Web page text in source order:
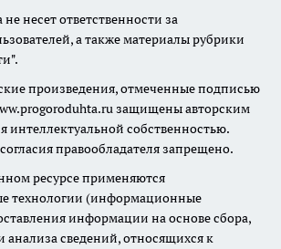
несет ответственности за
а также материалы рубрики
произведения, отмеченные подписью
защищены авторским
интеллектуальной собственностью.
правообладателя запрещено.
ресурсе применяются
технологии (информационные
информации на основе сбора,
анализа сведений, относящихся к